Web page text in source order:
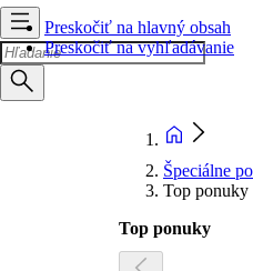
Preskočiť na hlavný obsah
Preskočiť na vyhľadávanie
Špeciálne
Top ponuky
Top ponuky